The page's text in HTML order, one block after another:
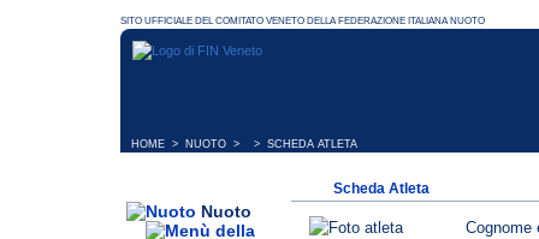
HOME > NUOTO > > SCHEDA ATLETA
Nuoto
Scheda Atleta